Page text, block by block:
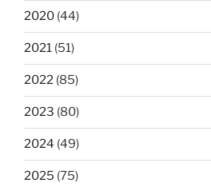
2020 (44)
2021 (51)
2022 (85)
2023 (80)
2024 (49)
2025 (75)